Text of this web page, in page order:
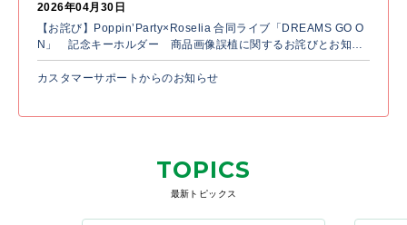
2026年04月30日
【お詫び】Poppin’Party×Roselia 合同ライブ「DREAMS GO O
N」 記念キーホルダー 商品画像誤植に関するお詫びとお知ら
せ
カスタマーサポートからのお知らせ
TOPICS
最新トピックス